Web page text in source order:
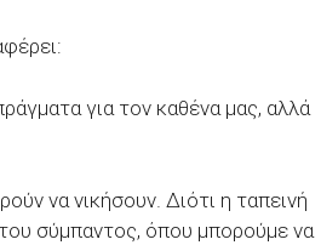
για τον καθένα μας, αλλά
να νικήσουν. Διότι η ταπεινή
σύμπαντος, όπου μπορούμε να